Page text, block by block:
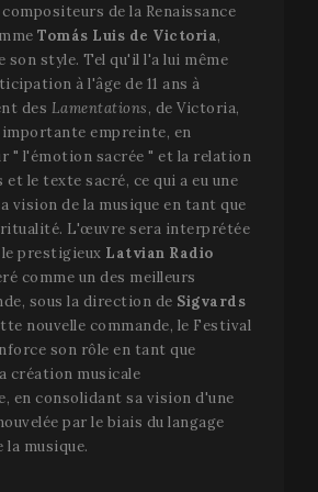
de la Renaissance
Tomás Luis de Victoria,
son style. Tel qu'il l'a lui même
à l'âge de 11 ans à
des Lamentations, de Victoria,
importante empreinte, en
" l'émotion sacrée " et la relation
le texte sacré, ce qui a eu une
vision de la musique en tant que
L'œuvre sera interprétée
le prestigieux Latvian Radio
comme un des meilleurs
sous la direction de Sigvards
nouvelle commande, le Festival
son rôle en tant que
création musicale
en consolidant sa vision d'une
par le biais du langage
musique.